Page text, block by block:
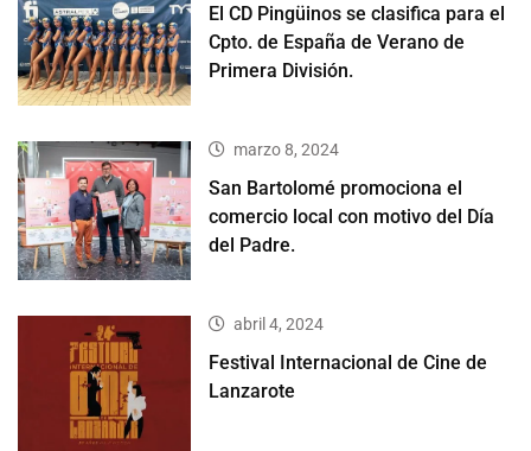
El CD Pingüinos se clasifica para el
Cpto. de España de Verano de
Primera División.
marzo 8, 2024
San Bartolomé promociona el
comercio local con motivo del Día
del Padre.
abril 4, 2024
Festival Internacional de Cine de
Lanzarote